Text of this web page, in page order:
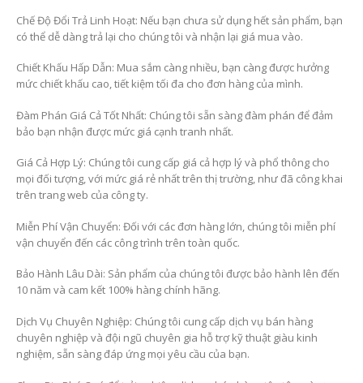
Chế Độ Đổi Trả Linh Hoạt: Nếu bạn chưa sử dụng hết sản phẩm, bạn
có thể dễ dàng trả lại cho chúng tôi và nhận lại giá mua vào.
Chiết Khấu Hấp Dẫn: Mua sắm càng nhiều, bạn càng được hưởng
mức chiết khấu cao, tiết kiệm tối đa cho đơn hàng của mình.
Đàm Phán Giá Cả Tốt Nhất: Chúng tôi sẵn sàng đàm phán để đảm
bảo bạn nhận được mức giá cạnh tranh nhất.
Giá Cả Hợp Lý: Chúng tôi cung cấp giá cả hợp lý và phổ thông cho
mọi đối tượng, với mức giá rẻ nhất trên thị trường, như đã công khai
trên trang web của công ty.
Miễn Phí Vận Chuyển: Đối với các đơn hàng lớn, chúng tôi miễn phí
vận chuyển đến các công trình trên toàn quốc.
Bảo Hành Lâu Dài: Sản phẩm của chúng tôi được bảo hành lên đến
10 năm và cam kết 100% hàng chính hãng.
Dịch Vụ Chuyên Nghiệp: Chúng tôi cung cấp dịch vụ bán hàng
chuyên nghiệp và đội ngũ chuyên gia hỗ trợ kỹ thuật giàu kinh
nghiệm, sẵn sàng đáp ứng mọi yêu cầu của bạn.